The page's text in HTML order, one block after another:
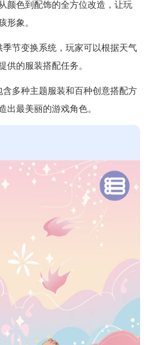
颜色到配饰的全方位改造，让玩
形象‌。
节变换系统，玩家可以根据天气
供的服装搭配任务‌。
多种主题服装和百种创意搭配方
出最美丽的游戏角色‌。